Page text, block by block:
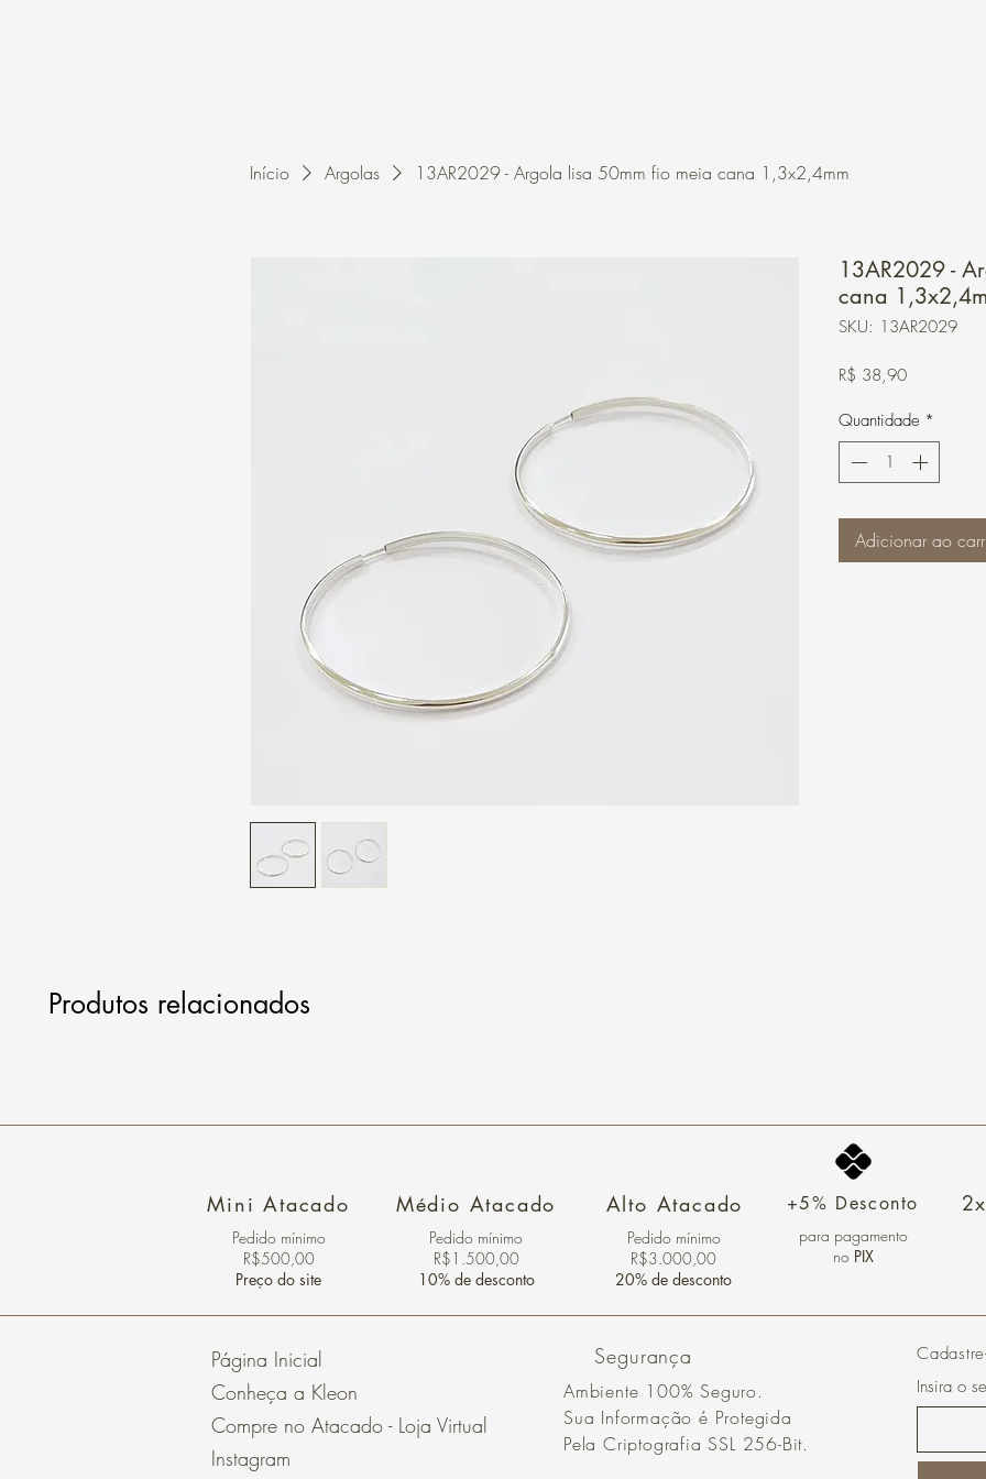
Início Argolas 13AR2029 - Argola lisa 50mm fio meia cana 1,3x2,4mm
13AR2029 -
cana
SKU: 13AR2029
R$ 38,90Preço
Quantidade *
Adicionar ao
Produtos relacionados
Mini Atacado
Pedido ​mínimo
R$500,00
Preço do site
Médio Atacado
Pedido mínimo
R$1.500,00
10% de desconto
Alto Atacado
Pedido mínimo
R$3.000,00
20% de desconto
+5% Desconto
para pagamento
no PIX
Página Inicial
Conheça a Kleon
Compre no Atacado - Loja Virtual
Instagram
Segurança
Ambiente 100% Seguro.
Sua Informação é Protegida
Pela Criptografia SSL 256-Bit.
Insira o